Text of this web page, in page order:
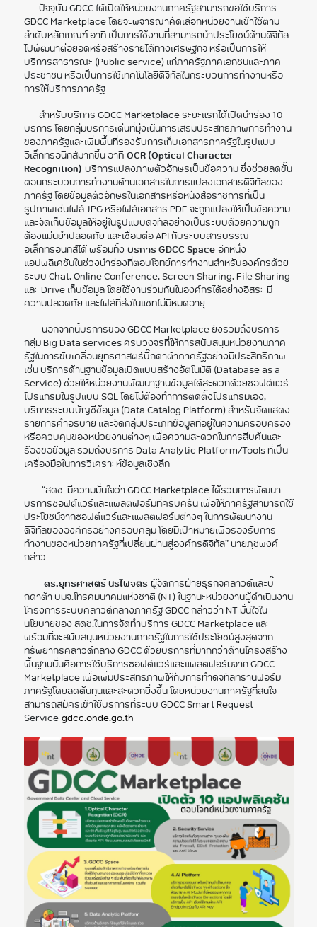
ปัจจุบัน GDCC ได้เปิดให้หน่วยงานภาครัฐสามารถขอใช้บริการ
GDCC Marketplace โดยจะพิจารณาคัดเลือกหน่วยงานเข้าใช้ตาม
ลำดับหลักเกณฑ์ อาทิ เป็นการใช้งานที่สามารถนำประโยชน์ด้านดิจิทัล
ไปพัฒนาต่อยอดหรือสร้างรายได้ทางเศรษฐกิจ หรือเป็นการให้
บริการสาธารณะ (Public service) แก่ภาครัฐภาคเอกชนและภาค
ประชาชน หรือเป็นการใช้เทคโนโลยีดิจิทัลในกระบวนการทำงานหรือ
การให้บริการภาครัฐ
สำหรับบริการ GDCC Marketplace ระยะแรกได้เปิดนำร่อง 10
บริการ โดยกลุ่มบริการเด่นที่มุ่งเน้นการเสริมประสิทธิภาพการทำงาน
ของภาครัฐและเพิ่มพื้นที่รองรับการเก็บเอกสารภาครัฐในรูปแบบ
อิเล็กทรอนิกส์มากขึ้น อาทิOCR (Optical Character
Recognition) บริการแปลงภาพตัวอักษรเป็นข้อความ ซึ่งช่วยลดขั้น
ตอนกระบวนการทำงานด้านเอกสารในการแปลงเอกสารดิจิทัลของ
ภาครัฐ โดยข้อมูลตัวอักษรในเอกสารหรือหนังสือราชการที่เป็น
รูปภาพเช่นไฟล์ JPG หรือไฟล์เอกสาร PDF จะถูกแปลงให้เป็นข้อความ
และจัดเก็บข้อมูลให้อยู่ในรูปแบบดิจิทัลอย่างเป็นระบบด้วยความถูก
ต้องแม่นยำปลอดภัย และเชื่อมต่อ API กับระบบสารบรรณ
อิเล็กทรอนิกส์ได้ พร้อมทั้ง บริการ GDCC Spaceอีกหนึ่ง
แอปพลิเคชันในช่วงนำร่องที่ตอบโจทย์การทำงานสำหรับองค์กรด้วย
ระบบ Chat, Online Conference, Screen Sharing, File Sharing
และ Drive เก็บข้อมูล โดยใช้งานร่วมกันในองค์กรได้อย่างอิสระ มี
ความปลอดภัย และไฟล์ที่ส่งในแชทไม่มีหมดอายุ
นอกจากนี้บริการของ GDCC Marketplace ยังรวมถึงบริการ
กลุ่ม Big Data services ครบวงจรที่ให้การสนับสนุนหน่วยงานภาค
รัฐในการขับเคลื่อนยุทธศาสตร์บิ๊กดาต้าภาครัฐอย่างมีประสิทธิภาพ
เช่น บริการด้านฐานข้อมูลเปิดแบบสร้างอัตโนมัติ (Database as a
Service) ช่วยให้หน่วยงานพัฒนาฐานข้อมูลได้สะดวกด้วยซอฟต์แวร์
โปรแกรมในรูปแบบ SQL โดยไม่ต้องทำการติดตั้งโปรแกรมเอง,
บริการระบบบัญชีข้อมูล (Data Catalog Platform) สำหรับจัดแสดง
รายการคำอธิบาย และจัดกลุ่มประเภทข้อมูลที่อยู่ในความครอบครอง
หรือควบคุมของหน่วยงานต่างๆ เพื่อความสะดวกในการสืบค้นและ
ร้องขอข้อมูล รวมถึงบริการ Data Analytic Platform/Tools ที่เป็น
เครื่องมือในการวิเคราะห์ข้อมูลเชิงลึก
“สดช. มีความมั่นใจว่า GDCC Marketplace ได้รวมการพัฒนา
บริการซอฟต์แวร์และแพลตฟอร์มที่ครบครัน เพื่อให้ภาครัฐสามารถใช้
ประโยชน์จากซอฟต์แวร์และแพลตฟอร์มต่างๆ ในการพัฒนางาน
ดิจิทัลขององค์กรอย่างครอบคลุม โดยมีเป้าหมายเพื่อรองรับการ
ทำงานของหน่วยภาครัฐที่เปลี่ยนผ่านสู่องค์กรดิจิทัล” นายภุชพงค์
กล่าว
ดร.ยุทธศาสตร์ นิธิไพจิตรผู้จัดการฝ่ายธุรกิจคลาวด์และบิ๊
กดาต้า บมจ.โทรคมนาคมแห่งชาติ (NT) ในฐานะหน่วยงานผู้ดำเนินงาน
โครงการระบบคลาวด์กลางภาครัฐ GDCC กล่าวว่า NT มั่นใจใน
นโยบายของ สดช.ในการจัดทำบริการ GDCC Marketplace และ
พร้อมที่จะสนับสนุนหน่วยงานภาครัฐในการใช้ประโยชน์สูงสุดจาก
ทรัพยากรคลาวด์กลาง GDCC ด้วยบริการที่มากกว่าด้านโครงสร้าง
พื้นฐานนั่นคือการใช้บริการซอฟต์แวร์และแพลตฟอร์มจาก GDCC
Marketplace เพื่อเพิ่มประสิทธิภาพให้กับการทำดิจิทัลทรานฟอร์ม
ภาครัฐโดยลดต้นทุนและสะดวกยิ่งขึ้น โดยหน่วยงานภาครัฐที่สนใจ
สามารถสมัครเข้าใช้บริการที่ระบบ GDCC Smart Request
Servicegdcc.onde.go.th